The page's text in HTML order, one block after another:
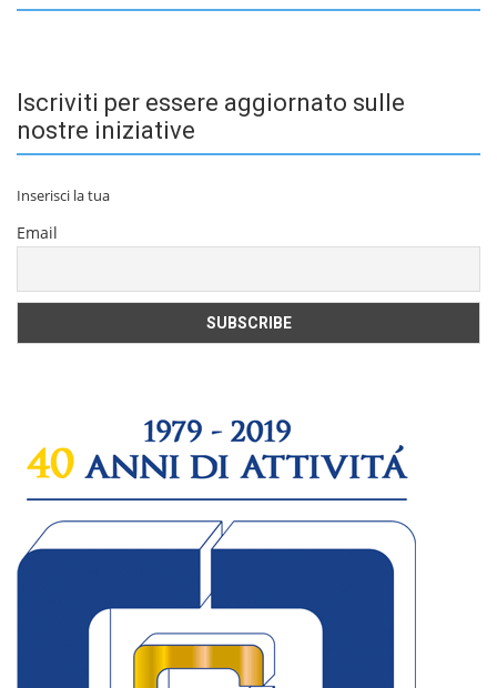
Iscriviti per essere aggiornato sulle
nostre iniziative
Inserisci la tua
Email